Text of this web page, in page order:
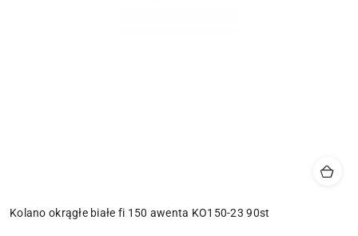
Kolano okrągłe białe fi 150 awenta KO150-23 90st